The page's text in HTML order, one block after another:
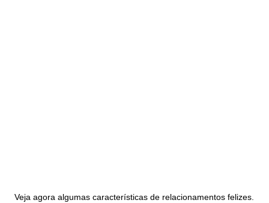
Veja agora algumas características de relacionamentos felizes.